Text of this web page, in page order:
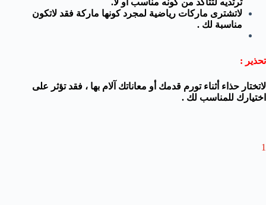
لاتشترى ماركات رياضية لمجرد كونها ماركة فقد لاتكون
مناسبة لك .
تحذير :
لاتختار حذاء أثناء تورم قدمك أو معاناتك آلام بها ، فقد تؤثر على
اختيارك للمناسب لك .
1